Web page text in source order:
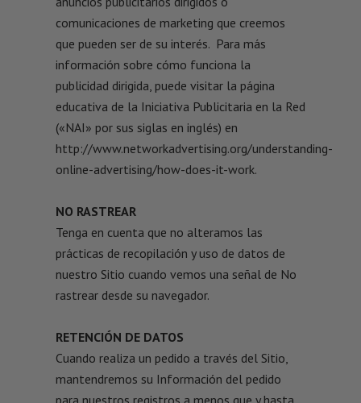
comunicaciones de marketing que creemos
que pueden ser de su interés. Para más
información sobre cómo funciona la
publicidad dirigida, puede visitar la página
educativa de la Iniciativa Publicitaria en la Red
(«NAI» por sus siglas en inglés) en
http://www.networkadvertising.org/understanding-
online-advertising/how-does-it-work.
NO RASTREAR
Tenga en cuenta que no alteramos las
prácticas de recopilación y uso de datos de
nuestro Sitio cuando vemos una señal de No
rastrear desde su navegador.
RETENCIÓN DE DATOS
Cuando realiza un pedido a través del Sitio,
mantendremos su Información del pedido
para nuestros registros a menos que y hasta